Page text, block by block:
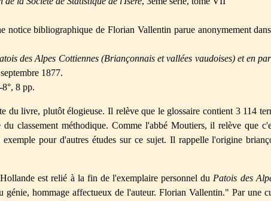
notice bibliographique de Florian Vallentin parue anonymement
des Alpes Cottiennes (Briançonnais et vallées vaudoises) et
1877.
8 pp.
du livre, plutôt élogieuse. Il relève que le glossaire contient 3 114
classement méthodique. Comme l'abbé Moutiers, il relève que
pour d'autres études sur ce sujet. Il rappelle l'origine
est relié à la fin de l'exemplaire personnel du Patois des
génie, hommage affectueux de l'auteur. Florian Vallentin." Par une